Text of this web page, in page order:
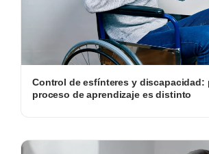
Control de esfínteres y discapacidad:
proceso de aprendizaje es distinto